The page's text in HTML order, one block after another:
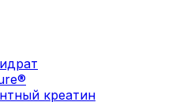
креатин